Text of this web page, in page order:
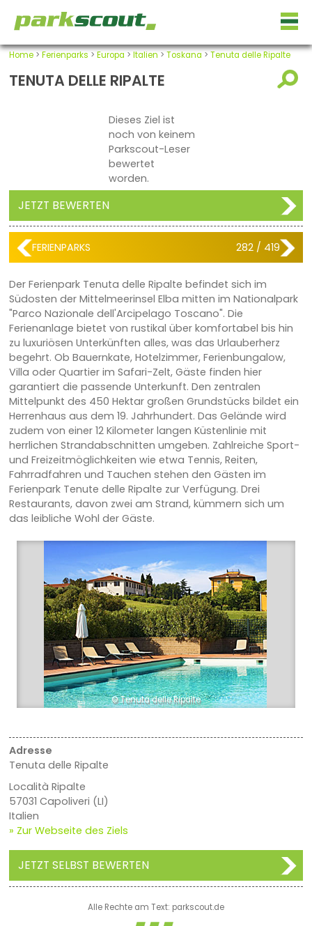
Home> Ferienparks > Europa > Italien > Toskana > Tenuta delle Ripalte
TENUTA DELLE RIPALTE
Dieses Ziel ist
noch von keinem
Parkscout-Leser
bewertet
worden.
JETZT BEWERTEN
FERIENPARKS 282 / 419
Der Ferienpark Tenuta delle Ripalte befindet sich im
Südosten der Mittelmeerinsel Elba mitten im Nationalpark
"Parco Nazionale dell'Arcipelago Toscano". Die
Ferienanlage bietet von rustikal über komfortabel bis hin
zu luxuriösen Unterkünften alles, was das Urlauberherz
begehrt. Ob Bauernkate, Hotelzimmer, Ferienbungalow,
Villa oder Quartier im Safari-Zelt, Gäste finden hier
garantiert die passende Unterkunft. Den zentralen
Mittelpunkt des 450 Hektar großen Grundstücks bildet ein
Herrenhaus aus dem 19. Jahrhundert. Das Gelände wird
zudem von einer 12 Kilometer langen Küstenlinie mit
herrlichen Strandabschnitten umgeben. Zahlreiche Sport-
und Freizeitmöglichkeiten wie etwa Tennis, Reiten,
Fahrradfahren und Tauchen stehen den Gästen im
Ferienpark Tenute delle Ripalte zur Verfügung. Drei
Restaurants, davon zwei am Strand, kümmern sich um
das leibliche Wohl der Gäste.
© Tenuta delle Ripalte
Adresse
Tenuta delle Ripalte
Località Ripalte
57031 Capoliveri (LI)
Italien
» Zur Webseite des Ziels
JETZT SELBST BEWERTEN
Alle Rechte am Text: parkscout.de